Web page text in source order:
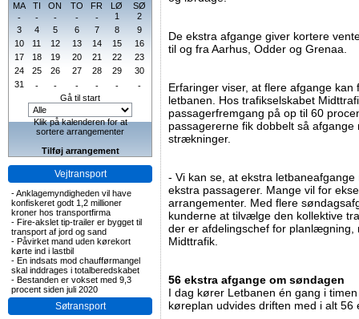
MA
TI ON TO FR LØ
SØ
-
- - - - 1
2
3
4 5 6 7 8
9
10
11 12 13 14 15
16
17
18 19 20 21 22
23
24
25 26 27 28 29
30
31
- - - - -
-
Gå til start
Klik på kalenderen for at
sortere arrangementer
Tilføj arrangement
Vejtransport
-Anklagemyndigheden vil have
konfiskeret godt 1,2 millioner
kroner hos transportfirma
- Fire-akslet tip-trailer er bygget til
transport af jord og sand
- Påvirket mand uden kørekort
kørte ind i lastbil
- En indsats mod chaufførmangel
skal inddrages i totalberedskabet
- Bestanden er vokset med 9,3
procent siden juli 2020
Søtransport
De ekstra afgange giver kortere
til og fra Aarhus, Odder og Grenaa.
Erfaringer viser, at flere afgange
letbanen. Hos trafikselskabet
passagerfremgang på op til 60
passagererne fik dobbelt så
strækninger.
- Vi kan se, at ekstra
ekstra passagerer. Mange vil for
arrangementer. Med flere
kunderne at tilvælge den kollektive
der er afdelingschef for planlægning,
Midttrafik.
56 ekstra afgange om søndagen
I dag kører Letbanen én gang i
køreplan udvides driften med i alt 56